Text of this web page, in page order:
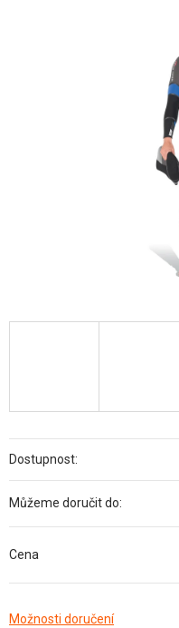
Dostupnost:
Můžeme doručit do:
Cena
Možnosti doručení